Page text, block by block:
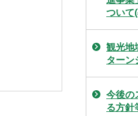
ついて
観光地
ターン
今後の
る方針